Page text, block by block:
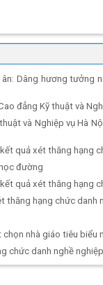
Dâng hương tưởng
đẳng Kỹ thuật và
và Nghiệp vụ Hà
quả xét thăng hạng
đường
quả xét thăng hạng
thăng hạng chức danh
nhà giáo tiêu biểu
chức danh nghề